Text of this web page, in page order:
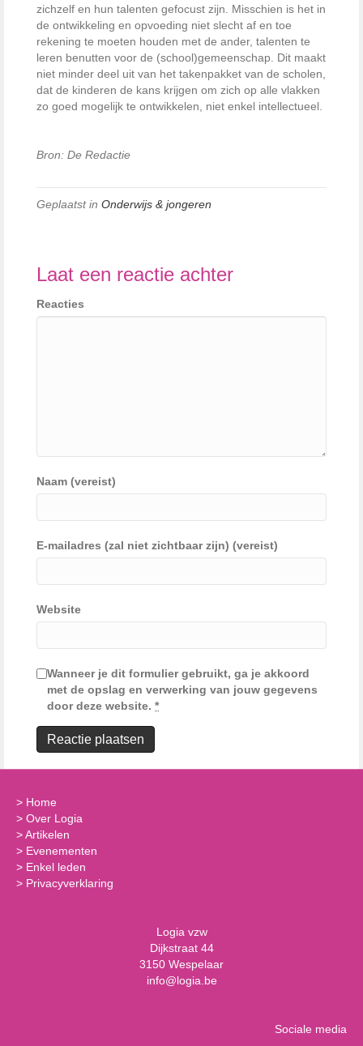
zichzelf en hun talenten gefocust zijn. Misschien is het in
de ontwikkeling en opvoeding niet slecht af en toe
rekening te moeten houden met de ander, talenten te
leren benutten voor de (school)gemeenschap. Dit maakt
niet minder deel uit van het takenpakket van de scholen,
dat de kinderen de kans krijgen om zich op alle vlakken
zo goed mogelijk te ontwikkelen, niet enkel intellectueel.
Bron: De Redactie
Geplaatst in Onderwijs & jongeren
Laat een reactie achter
Reacties
Naam (vereist)
E-mailadres (zal niet zichtbaar zijn) (vereist)
Website
Wanneer je dit formulier gebruikt, ga je akkoord
met de opslag en verwerking van jouw gegevens
door deze website. *
> Home
> Over Logia
>Artikelen
> Evenementen
> Enkel leden
> Privacyverklaring
Logia vzw
Dijkstraat 44
3150 Wespelaar
info@logia.be
Sociale media